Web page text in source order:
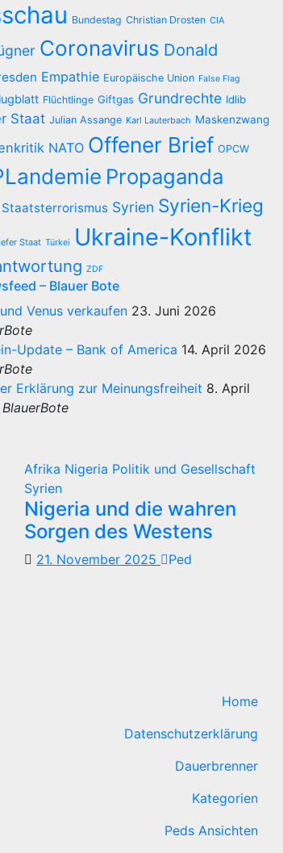
Bundestag Christian Drosten CIA
Coronavirus Donald
Empathie Europäische Union False Flag
Flüchtlinge Giftgas Grundrechte Idlib
Staat Julian Assange Karl Lauterbach Maskenzwang
NATO Offener Brief OPCW
Propaganda
Staatsterrorismus Syrien Syrien-Krieg
Staat Türkei Ukraine-Konflikt
ZDF
– Blauer Bote
Venus verkaufen 23. Juni 2026
Update – Bank of America 14. April 2026
Erklärung zur Meinungsfreiheit 8. April
BlauerBote
Afrika Nigeria Politik und Gesellschaft
Syrien
Nigeria und die wahren
Sorgen des Westens
21. November 2025 Ped
Home
Datenschutzerklärung
Dauerbrenner
Kategorien
Peds Ansichten